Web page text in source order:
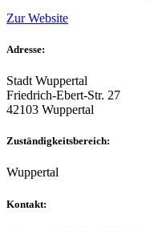
Zur Website
Adresse:
Stadt Wuppertal
Friedrich-Ebert-Str. 27
42103 Wuppertal
Zuständigkeitsbereich:
Wuppertal
Kontakt: